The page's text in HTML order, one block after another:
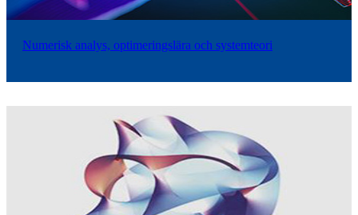
Numerisk analys, optimeringslära och systemteori